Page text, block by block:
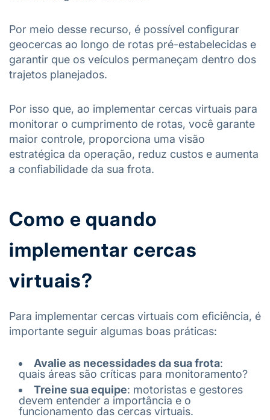
Por meio desse recurso, é possível configurar
geocercas ao longo de rotas pré-estabelecidas e
garantir que os veículos permaneçam dentro dos
trajetos planejados.
Por isso que, ao implementar cercas virtuais para
monitorar o cumprimento de rotas, você garante
maior controle, proporciona uma visão
estratégica da operação, reduz custos e aumenta
a confiabilidade da sua frota.
Como e quando
implementar cercas
virtuais?
Para implementar cercas virtuais com eficiência, é
importante seguir algumas boas práticas:
Avalie as necessidades da sua frota:
quais áreas são críticas para monitoramento?
Treine sua equipe: motoristas e gestores
devem entender a importância e o
funcionamento das cercas virtuais.